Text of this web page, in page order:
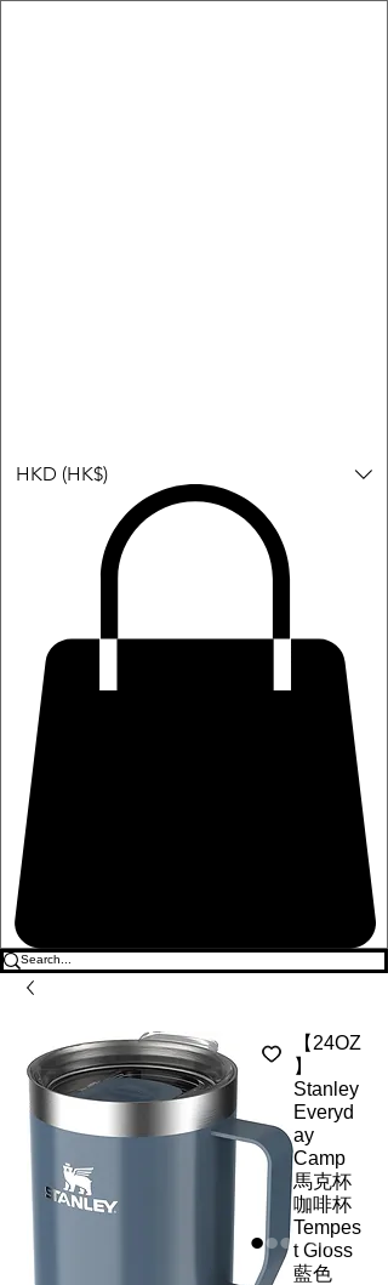
HKD (HK$)
【24OZ
】
Stanley
Everyd
ay
Camp
馬克杯
咖啡杯
Tempes
t Gloss
藍色